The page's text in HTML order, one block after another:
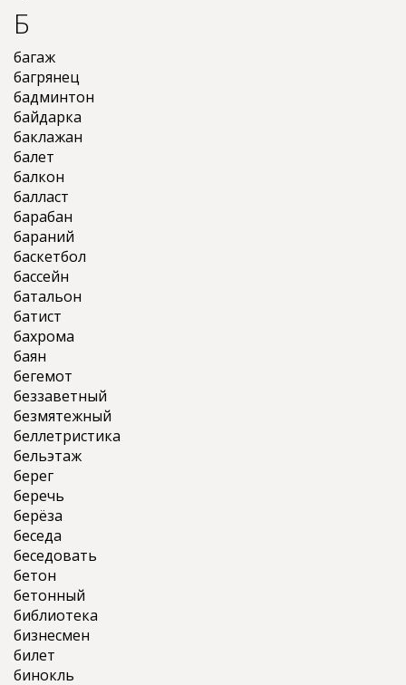
Б
багаж
багрянец
бадминтон
байдарка
баклажан
балет
балкон
балласт
барабан
бараний
баскетбол
бассейн
батальон
батист
бахрома
баян
бегемот
беззаветный
безмятежный
беллетристика
бельэтаж
берег
беречь
берёза
беседа
беседовать
бетон
бетонный
библиотека
бизнесмен
билет
бинокль